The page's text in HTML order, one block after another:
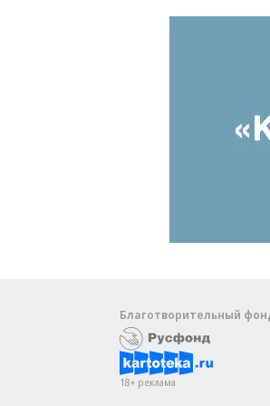
Благотворительный
18+ реклама